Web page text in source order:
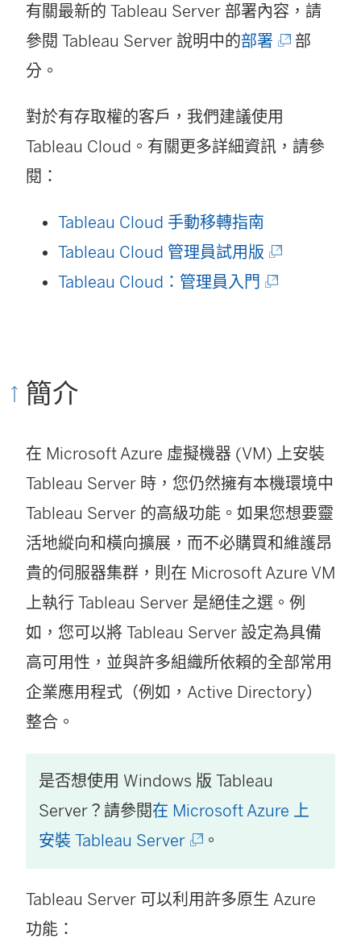
有關最新的 Tableau Server 部署內容，請
參閱 Tableau Server 說明中的部署 (
在
新
開
啟
部
分。
對於有存取權的客戶，我們建議使用
Tableau Cloud 。有關更多詳細資訊，請參
閱：
Tableau Cloud 手動移轉指南
Tableau Cloud 管理員試用版 (
連
開
啟
)
Tableau Cloud：管理員入門 (
窗
開
啟
)
簡介
在 Microsoft Azure 虛擬機器 (VM) 上安裝
Tableau Server 時，您仍然擁有本機環境中
Tableau Server 的高級功能。如果您想要靈
活地縱向和橫向擴展，而不必購買和維護昂
貴的伺服器集群，則在 Microsoft Azure VM
上執行 Tableau Server 是絕佳之選。例
如，您可以將 Tableau Server 設定為具備
高可用性，並與許多組織所依賴的全部常用
企業應用程式（例如，Active Directory）
整合。
是否想使用 Windows 版 Tableau
Server ？請參閱在 Microsoft Azure 上
安裝 Tableau Server(
結
。
Tableau Server 可以利用許多原生 Azure
功能：